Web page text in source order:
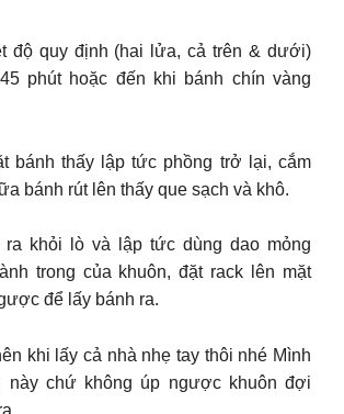
độ quy định (hai lửa, cả trên & dưới)
phút hoặc đến khi bánh chín vàng
bánh thấy lập tức phồng trở lại, cắm
bánh rút lên thấy que sạch và khô.
ra khỏi lò và lập tức dùng dao mỏng
trong của khuôn, đặt rack lên mặt
để lấy bánh ra.
khi lấy cả nhà nhẹ tay thôi nhé Mình
này chứ không úp ngược khuôn đợi